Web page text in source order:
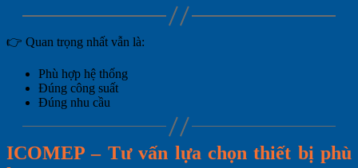
👉 Quan trọng nhất vẫn là:
Phù hợp hệ thống
Đúng công suất
Đúng nhu cầu
ICOMEP – Tư vấn lựa chọn thiết bị phù